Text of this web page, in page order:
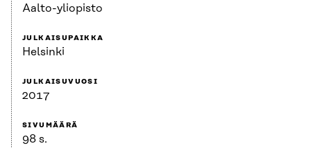
Aalto-yliopisto
JULKAISUPAIKKA
Helsinki
JULKAISUVUOSI
2017
SIVUMÄÄRÄ
98 s.